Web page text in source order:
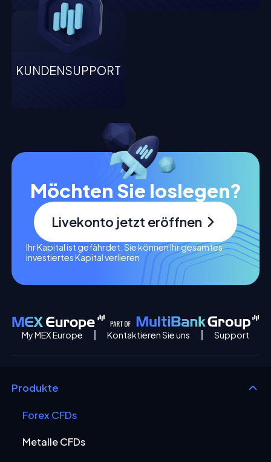
KUNDENSUPPORT
Möchten Sie loslegen?
Livekonto jetzt eröffnen
Ihr Kapital ist gefährdet. Sie können Ihr gesamtes
investiertes Kapital verlieren
My MEX Europe Kontaktieren Sie uns Support
Produkte
Forex CFDs
Metalle CFDs